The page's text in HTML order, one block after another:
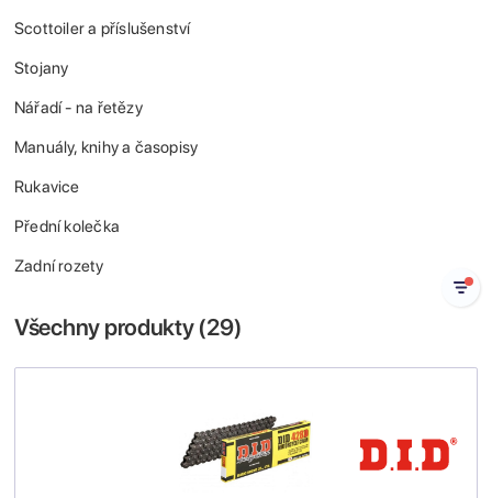
Scottoiler a příslušenství
Stojany
Nářadí - na řetězy
Manuály, knihy a časopisy
Rukavice
Přední kolečka
Zadní rozety
Všechny produkty (29)